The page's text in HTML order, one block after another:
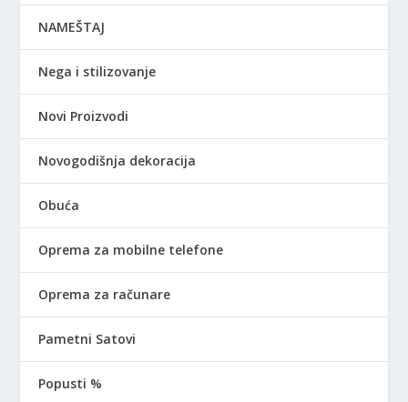
NAMEŠTAJ
Nega i stilizovanje
Novi Proizvodi
Novogodišnja dekoracija
Obuća
Oprema za mobilne telefone
Oprema za računare
Pametni Satovi
Popusti %